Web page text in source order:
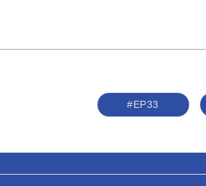
#ЕР33